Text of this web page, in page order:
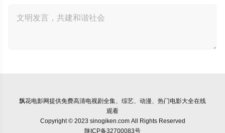
飘花电影网提供免费高清电视剧全集、综艺、动漫、热门电影大全在线
观看
Copyright © 2023 sinogiken.com All Rights Reserved
陕ICP备32700083号